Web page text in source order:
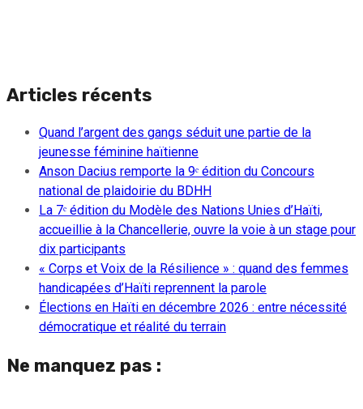
Articles récents
Quand l’argent des gangs séduit une partie de la
jeunesse féminine haïtienne
Anson Dacius remporte la 9ᵉ édition du Concours
national de plaidoirie du BDHH
La 7ᵉ édition du Modèle des Nations Unies d’Haïti,
accueillie à la Chancellerie, ouvre la voie à un stage pour
dix participants
« Corps et Voix de la Résilience » : quand des femmes
handicapées d’Haïti reprennent la parole
Élections en Haïti en décembre 2026 : entre nécessité
démocratique et réalité du terrain
Ne manquez pas :